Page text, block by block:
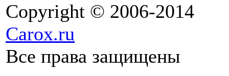
Copyright © 2006-2014
Carox.ru
Все права защищены